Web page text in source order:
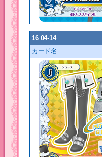
16 04-14
カード名